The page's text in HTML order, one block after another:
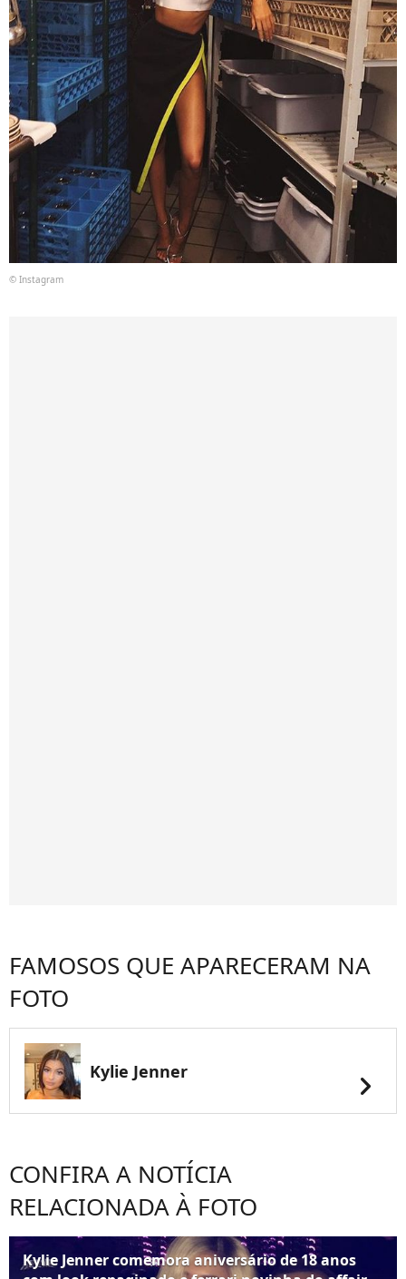
© Instagram
FAMOSOS QUE APARECERAM NA
FOTO
Kylie Jenner chevron_right
CONFIRA A NOTÍCIA
RELACIONADA À FOTO
Kylie Jenner comemora aniversário de 18 anos